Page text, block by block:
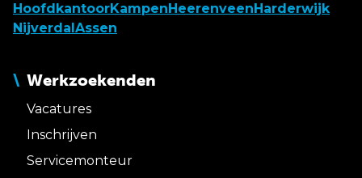
HoofdkantoorKampen Heerenveen Harderwijk
Nijverdal Assen
Werkzoekenden
Vacatures
Inschrijven
Servicemonteur